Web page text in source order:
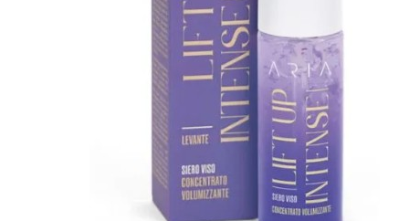
0su
5
(0)
58,00€
43,50€
ESAURITO
Esaurito PROMO